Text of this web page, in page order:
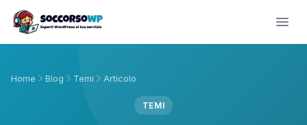
Home Blog Temi Articolo
TEMI